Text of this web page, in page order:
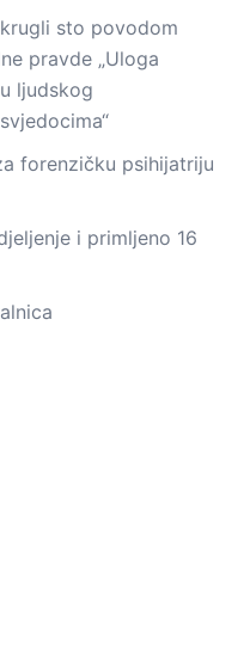
sto povodom
pravde „Uloga
ljudskog
forenzičku psihijatriju
i primljeno 16